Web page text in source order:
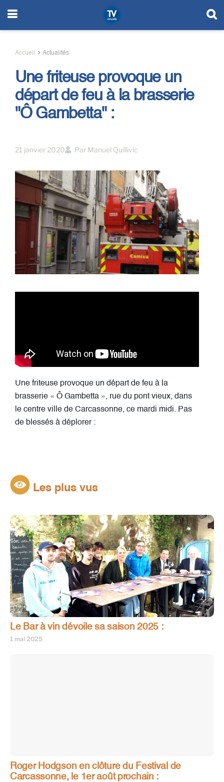
Accueil Actualités
Une friteuse provoque un
départ de feu à la brasserie
"Ô Gambetta" :
21 janvier 2020 Par Manuel Quillivic
Une friteuse provoque un départ de feu à la
brasserie « Ô Gambetta », rue du pont vieux, dans
le centre ville de Carcassonne, ce mardi midi. Pas
de blessés à déplorer :
Les plus vus
Le Bar à vin dévoile sa saison 2025 :
1 mai 2025
Roger Hodgson en clôture du Festival de
Carcassonne, le 1er août prochain :